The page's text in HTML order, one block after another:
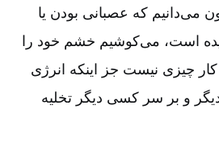
می‌دانیم که عصبانی بودن یا
است‌، می‌کوشیم خشم خود را
چیزی نیست جز اینکه انرژی
و بر سر کسی دیگر تخلیه